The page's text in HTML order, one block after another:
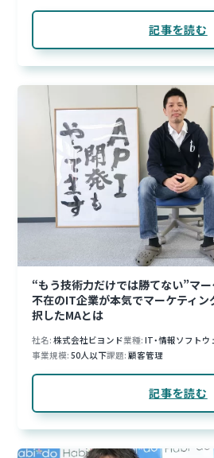
記事を読む
“もう技術力だけでは勝てない”マ
不在のIT企業が本気でマーケティン
択したMAとは
社名 株式会社ビヨンド業種 IT・情報ソフトウ
事業規模 50人以下課題 顧客管理
記事を読む